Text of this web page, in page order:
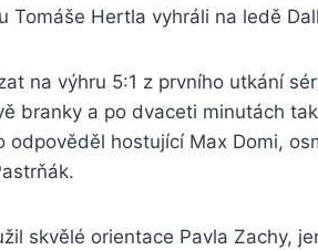
Tomáše Hertla vyhráli na ledě
na výhru 5:1 z prvního utkání
branky a po dvaceti minutách
odpověděl hostující Max Domi,
skvělé orientace Pavla Zachy,